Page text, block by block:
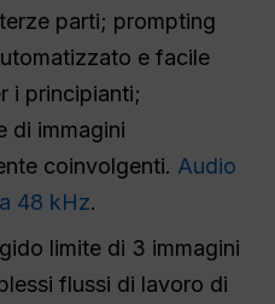
parti; prompting
e facile
i principianti;
di immagini
coinvolgenti. Audio
48 kHz.
limite di 3 immagini
flussi di lavoro di